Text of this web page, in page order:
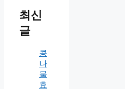
최신
글
콩
나
물
효